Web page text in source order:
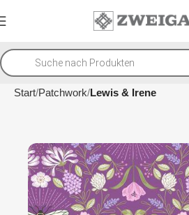
Start Patchwork Lewis & Irene